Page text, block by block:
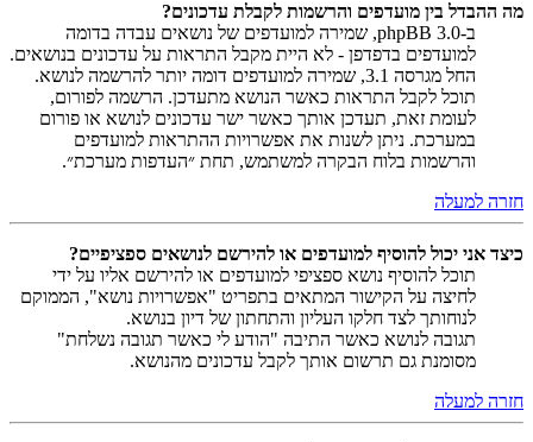
מה ההבדל בין מועדפים והרשמות לקבלת עדכונים?
ב-phpBB 3.0, שמירה למועדפים של נושאים עבדה בדומה
למועדפים בדפדפן - לא היית מקבל התראות על עדכונים בנושאים.
החל מגרסה 3.1, שמירה למועדפים דומה יותר להרשמה לנושא.
תוכל לקבל התראות כאשר הנושא מתעדכן. הרשמה לפורום,
לעומת זאת, תעדכן אותך כאשר ישר עדכונים לנושא או פורום
במערכת. ניתן לשנות את אפשרויות ההתראות למועדפים
והרשמות בלוח הבקרה למשתמש, תחת ״העדפות מערכת״.
חזרה למעלה
כיצד אני יכול להוסיף למועדפים או להירשם לנושאים ספציפיים?
תוכל להוסיף נושא ספציפי למועדפים או להירשם אליו על ידי
לחיצה על הקישור המתאים בתפריט "אפשרויות נושא", הממוקם
לנוחותך לצד חלקו העליון והתחתון של דיון בנושא.
תגובה לנושא כאשר התיבה "הודע לי כאשר תגובה נשלחת"
מסומנת גם תרשום אותך לקבל עדכונים מהנושא.
חזרה למעלה